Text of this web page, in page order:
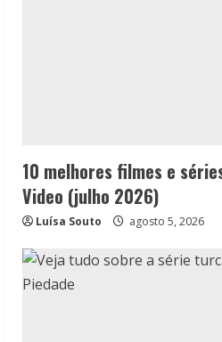
10 melhores filmes e
Video (julho 2026)
Luísa Souto agosto 5, 2026